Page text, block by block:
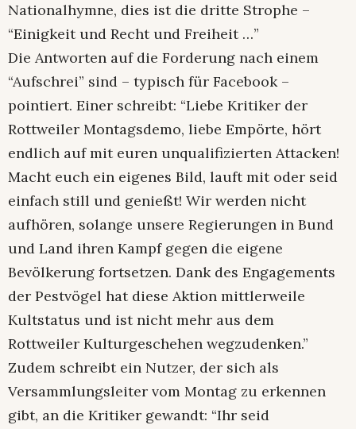
Nationalhymne, dies ist die dritte Strophe –
“Einigkeit und Recht und Freiheit …”
Die Antworten auf die Forderung nach einem
“Aufschrei” sind – typisch für Facebook –
pointiert. Einer schreibt: “Liebe Kritiker der
Rottweiler Montagsdemo, liebe Empörte, hört
endlich auf mit euren unqualifizierten Attacken!
Macht euch ein eigenes Bild, lauft mit oder seid
einfach still und genießt! Wir werden nicht
aufhören, solange unsere Regierungen in Bund
und Land ihren Kampf gegen die eigene
Bevölkerung fortsetzen. Dank des Engagements
der Pestvögel hat diese Aktion mittlerweile
Kultstatus und ist nicht mehr aus dem
Rottweiler Kulturgeschehen wegzudenken.”
Zudem schreibt ein Nutzer, der sich als
Versammlungsleiter vom Montag zu erkennen
gibt, an die Kritiker gewandt: “Ihr seid